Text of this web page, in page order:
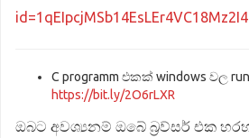
C programm එකක් windows වල
https://bit.ly/2O6rLXR
ඔබට අවශ්‍යනම් ඔබේ බ්‍රව්සර් එක